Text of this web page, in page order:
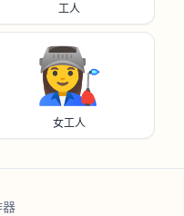
工人
👩‍🏭
女工人